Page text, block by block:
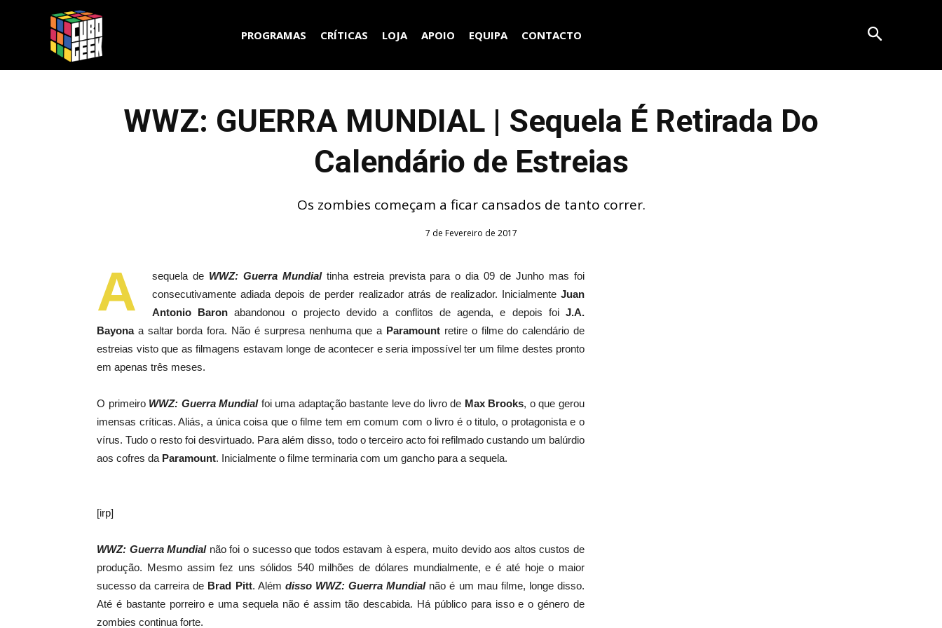
PROGRAMAS CRÍTICAS LOJA APOIO EQUIPA CONTACTO
WWZ: GUERRA MUNDIAL | Sequela É Retirada Do
Calendário de Estreias
Os zombies começam a ficar cansados de tanto correr.
7 de Fevereiro de 2017
A sequela de WWZ: Guerra Mundialtinha estreia prevista para o dia 09 de Junho mas foi
consecutivamente adiada depois de perder realizador atrás de realizador. Inicialmente Juan
Antonio Baron abandonou o projecto devido a conflitos de agenda, e depois foiJ.A.
Bayonaa saltar borda fora. Não é surpresa nenhuma que a Paramount retire o filme do calendário de
estreias visto que as filmagens estavam longe de acontecer e seria impossível ter um filme destes pronto
em apenas três meses.
O primeiro WWZ: Guerra Mundialfoi uma adaptação bastante leve do livro de Max Brooks, o que gerou
imensas críticas. Aliás, a única coisa que o filme tem em comum com o livro é o titulo, o protagonista e o
vírus. Tudo o resto foi desvirtuado. Para além disso, todo o terceiro acto foi refilmado custando um balúrdio
aos cofres da Paramount. Inicialmente o filme terminaria com um gancho para a sequela.
[irp]
WWZ: Guerra Mundialnão foi o sucesso que todos estavam à espera, muito devido aos altos custos de
produção. Mesmo assim fez uns sólidos 540 milhões de dólares mundialmente, e é até hoje o maior
sucesso da carreira de Brad Pitt. Além disso WWZ: Guerra Mundialnão é um mau filme, longe disso.
Até é bastante porreiro e uma sequela não é assim tão descabida. Há público para isso e o género de
zombies continua forte.